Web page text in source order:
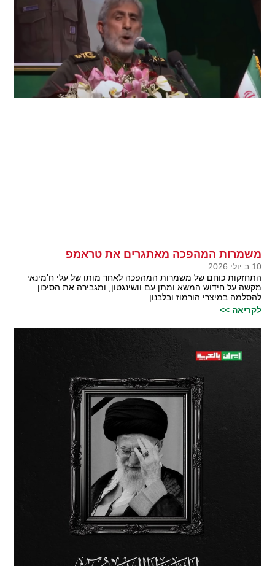
משמרות המהפכה מאתגרים את טראמפ
10 ב יולי 2026
התחזקות כוחם של משמרות המהפכה לאחר מותו של עלי ח'מינאי
מקשה על חידוש המשא ומתן עם וושינגטון, ומגבירה את הסיכון
להסלמה במיצרי הורמוז ובלבנון.
לקריאה >>